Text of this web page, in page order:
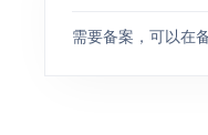
需要备案，可以在